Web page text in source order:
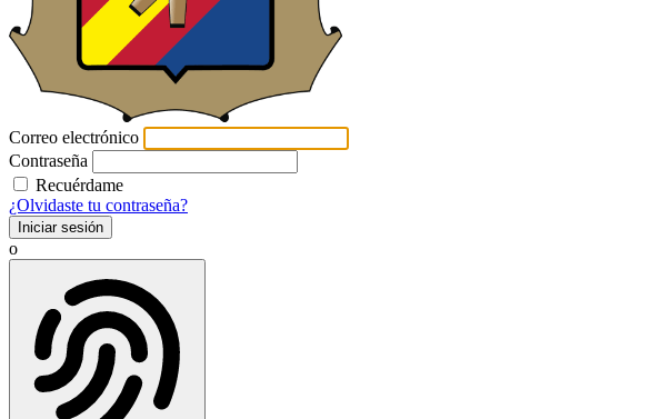
Correo electrónico
Contraseña
Recuérdame
¿Olvidaste tu contraseña?
Iniciar sesión
o